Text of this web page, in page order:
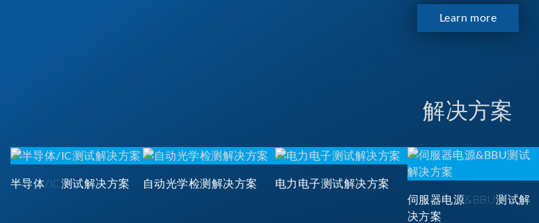
Learn more
解决方案
半导体/IC测试解决方案 自动光学检测解决方案
电力电子测试解决方案
伺服器电源&BBU测试解
决方案